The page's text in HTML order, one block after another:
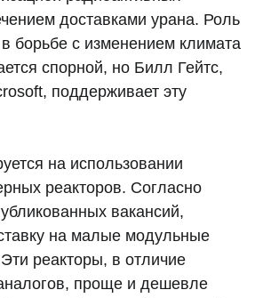
доставками урана. Роль
борьбе с изменением климата
спорной, но Билл Гейтс,
поддерживает эту
на использовании
реакторов. Согласно
вакансий,
на малые модульные
реакторы, в отличие
проще и дешевле